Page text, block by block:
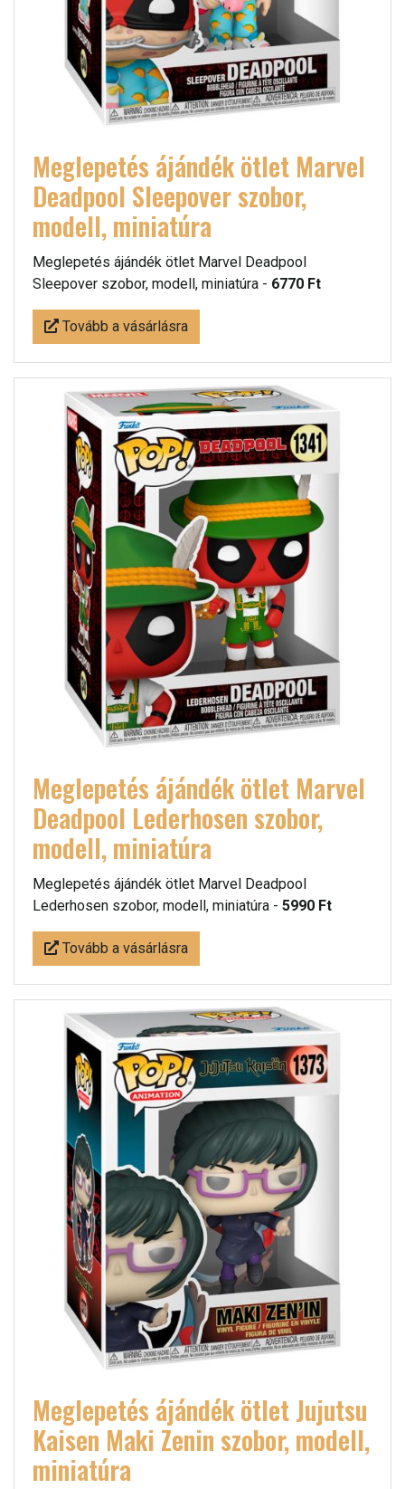
Meglepetés ájándék ötlet Marvel
Deadpool Sleepover szobor,
modell, miniatúra
Meglepetés ájándék ötlet Marvel Deadpool
Sleepover szobor, modell, miniatúra - 6770 Ft
Tovább a vásárlásra
Meglepetés ájándék ötlet Marvel
Deadpool Lederhosen szobor,
modell, miniatúra
Meglepetés ájándék ötlet Marvel Deadpool
Lederhosen szobor, modell, miniatúra - 5990 Ft
Tovább a vásárlásra
Meglepetés ájándék ötlet Jujutsu
Kaisen Maki Zenin szobor, modell,
miniatúra